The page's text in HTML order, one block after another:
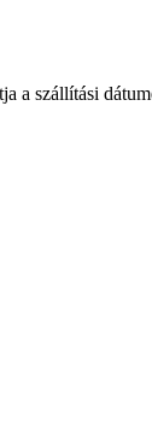
a szállítási